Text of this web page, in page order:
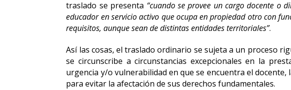
traslado se presenta “cuando se provee un cargo docente o
educador en servicio activo que ocupa en propiedad otro con
requisitos, aunque sean de distintas entidades territoriales”.
Así las cosas, el traslado ordinario se sujeta a un proceso
se circunscribe a circunstancias excepcionales en la
urgencia y/o vulnerabilidad en que se encuentra el
para evitar la afectación de sus derechos fundamentales.